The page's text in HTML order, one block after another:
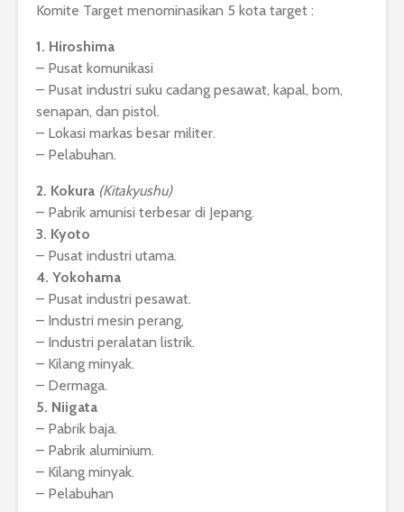
Komite Target menominasikan 5 kota target :
1. Hiroshima
– Pusat komunikasi
– Pusat industri suku cadang pesawat, kapal, bom,
senapan, dan pistol.
– Lokasi markas besar militer.
– Pelabuhan.
2. Kokura (Kitakyushu)
– Pabrik amunisi terbesar di Jepang.
3. Kyoto
– Pusat industri utama.
4. Yokohama
– Pusat industri pesawat.
– Industri mesin perang,
– Industri peralatan listrik.
– Kilang minyak.
– Dermaga.
5. Niigata
– Pabrik baja.
– Pabrik aluminium.
– Kilang minyak.
– Pelabuhan